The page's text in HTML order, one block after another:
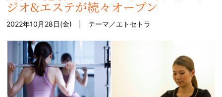
ジオ&エステが続々オープン
2022年10月28日(金) | テーマ／エトセトラ